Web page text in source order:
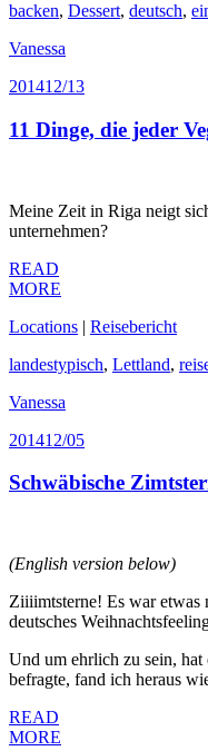
backen, Dessert, deutsch,
Vanessa
201412/13
11 Dinge, die jeder
Meine Zeit in Riga neigt
unternehmen?
READ
MORE
Locations | Reisebericht
landestypisch, Lettland,
Vanessa
201412/05
Schwäbische
(English version below)
Ziiiimtsterne! Es war etwas
deutsches
Und um ehrlich zu sein,
befragte, fand ich heraus
READ
MORE